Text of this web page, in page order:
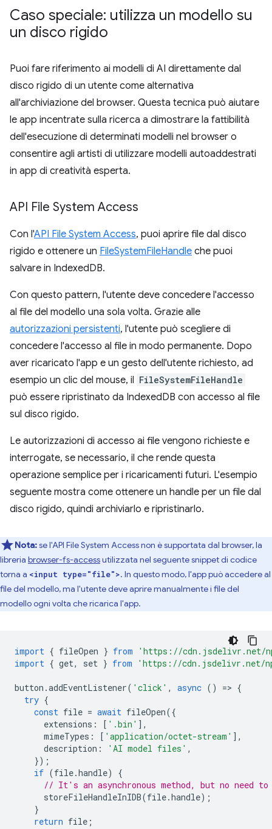
Caso speciale: utilizza un modello su
un disco rigido
Puoi fare riferimento ai modelli di AI direttamente dal
disco rigido di un utente come alternativa
all'archiviazione del browser. Questa tecnica può aiutare
le app incentrate sulla ricerca a dimostrare la fattibilità
dell'esecuzione di determinati modelli nel browser o
consentire agli artisti di utilizzare modelli autoaddestrati
in app di creatività esperta.
API File System Access
Con l'API File System Access, puoi aprire file dal disco
rigido e ottenere un FileSystemFileHandle che puoi
salvare in IndexedDB.
Con questo pattern, l'utente deve concedere l'accesso
al file del modello una sola volta. Grazie alle
autorizzazioni persistenti, l'utente può scegliere di
concedere l'accesso al file in modo permanente. Dopo
aver ricaricato l'app e un gesto dell'utente richiesto, ad
esempio un clic del mouse, il FileSystemFileHandle
può essere ripristinato da IndexedDB con accesso al file
sul disco rigido.
Le autorizzazioni di accesso ai file vengono richieste e
interrogate, se necessario, il che rende questa
operazione semplice per i ricaricamenti futuri. L'esempio
seguente mostra come ottenere un handle per un file dal
disco rigido, quindi archiviarlo e ripristinarlo.
Nota:se l'API File System Access non è supportata dal browser, la
libreria browser-fs-accessutilizzata nel seguente snippet di codice
torna a <input type="file">. In questo modo, l'app può accedere al
file del modello, ma l'utente deve aprire manualmente i file del
modello ogni volta che ricarica l'app.
import { fileOpen } from
'https://cdn.jsdelivr.net/
import { get, set } from 'https://cdn.jsdelivr.net/
button .addEventListener( 'click' , async () => {
try {
const file = await fileOpen({
extensions : [ '.bin' ],
mimeTypes : [ 'application/octet-stream' ],
description : 'AI model files' ,
});
if (file.handle)
{
// It's an asynchronous method, but no need
storeFileHandleInIDB(file.handle);
}
return file ;